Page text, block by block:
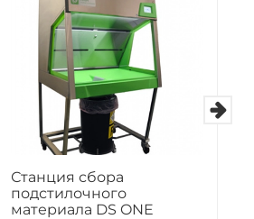
Станция сбора
подстилочного
материала DS ONE